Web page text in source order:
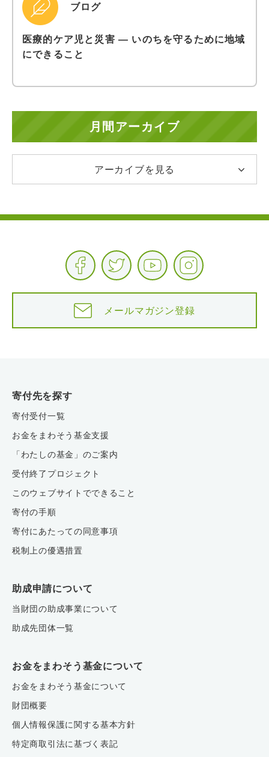
ブログ
医療的ケア児と災害 ― いのちを守るために地域
にできること
月間アーカイブ
アーカイブを見る
メールマガジン登録
寄付先を探す
寄付受付一覧
お金をまわそう基金支援
「わたしの基金」のご案内
受付終了プロジェクト
このウェブサイトでできること
寄付の手順
寄付にあたっての同意事項
税制上の優遇措置
助成申請について
当財団の助成事業について
助成先団体一覧
お金をまわそう基金について
お金をまわそう基金について
財団概要
個人情報保護に関する基本方針
特定商取引法に基づく表記